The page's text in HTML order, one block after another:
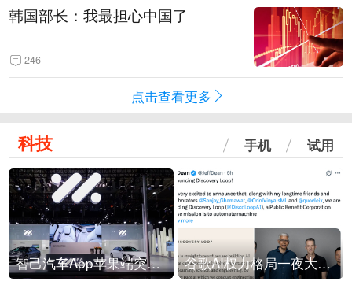
韩国部长：我最担心中国了
246
点击查看更多
科技 手机 试用
智己汽车App苹果端突然“下架” 谷歌AI权力格局一夜大洗牌